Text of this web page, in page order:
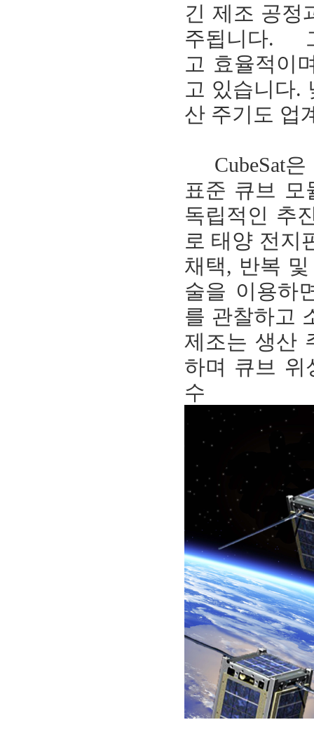
긴 제조 공정
주됩니다.
고 효율적이
고 있습니다.
산 주기도 업
CubeSat은
표준 큐브 모
독립적인 추
로 태양 전지
채택, 반복
술을 이용하
를 관찰하고
제조는 생산
하며 큐브 위
수